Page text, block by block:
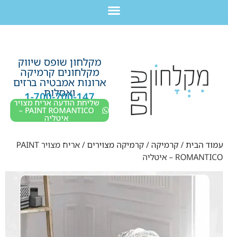
מקלחון שופס שיווק
מקלחונים קרמיקה
ארונות אמבטיה ברזים
ואסלות
1-700-700-147
שליחת הודעה אריח מצויר
PAINT ROMANTICO –
איטליה
עמוד הבית/קרמיקה /קרמיקה מצוירים
/ אריח מצויר PAINT
ROMANTICO – איטליה